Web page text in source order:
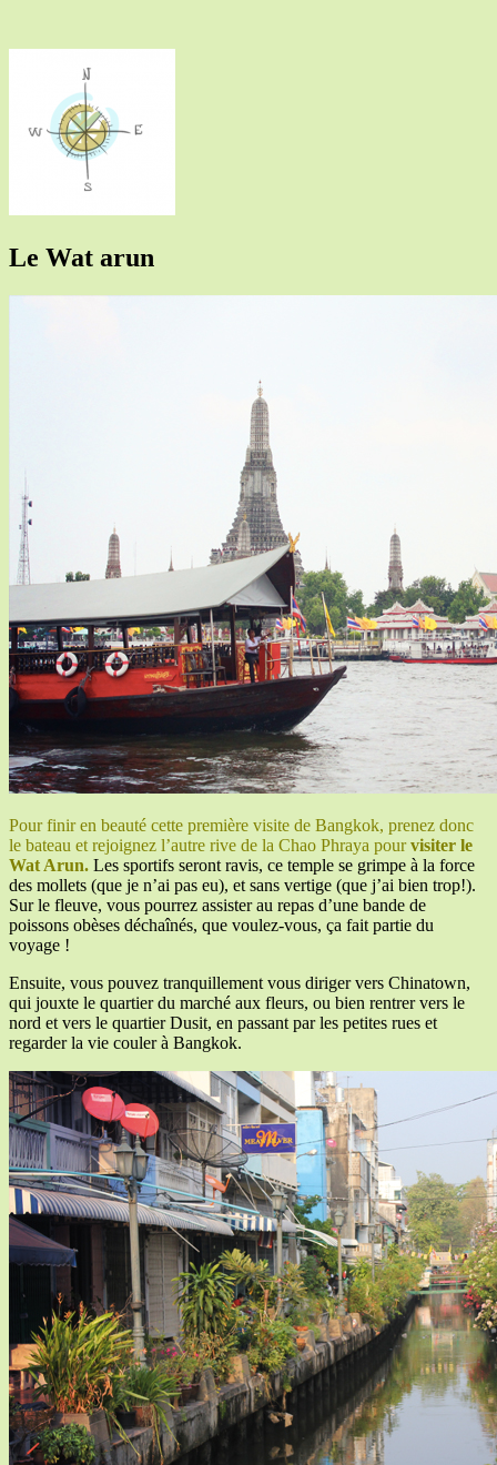
Le Wat arun
Pour finir en beauté cette première visite de Bangkok, prenez donc
le bateau et rejoignez l’autre rive de la Chao Phraya pourvisiter le
Wat Arun. Les sportifs seront ravis, ce temple se grimpe à la force
des mollets (que je n’ai pas eu), et sans vertige (que j’ai bien trop!).
Sur le fleuve, vous pourrez assister au repas d’une bande de
poissons obèses déchaînés, que voulez-vous, ça fait partie du
voyage !
Ensuite, vous pouvez tranquillement vous diriger vers Chinatown,
qui jouxte le quartier du marché aux fleurs, ou bien rentrer vers le
nord et vers le quartier Dusit, en passant par les petites rues et
regarder la vie couler à Bangkok.